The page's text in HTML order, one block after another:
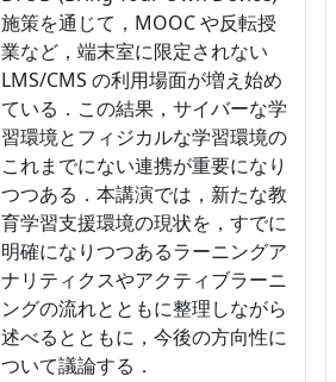
施策を通じて，MOOC や反転授
業など，端末室に限定されない
LMS/CMS の利用場面が増え始め
ている．この結果，サイバーな学
習環境とフィジカルな学習環境の
これまでにない連携が重要になり
つつある．本講演では，新たな教
育学習支援環境の現状を，すでに
明確になりつつあるラーニングア
ナリティクスやアクティブラーニ
ングの流れとともに整理しながら
述べるとともに，今後の方向性に
ついて議論する．